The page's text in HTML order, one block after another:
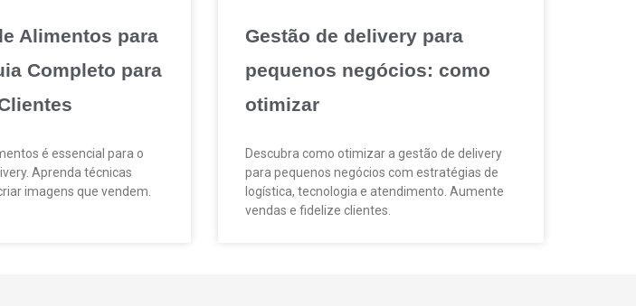
Alimentos para
Completo para
é essencial para o
Aprenda técnicas
imagens que vendem.
Gestão de delivery para
pequenos negócios: como
otimizar
Descubra como otimizar a gestão de delivery
para pequenos negócios com estratégias de
logística, tecnologia e atendimento. Aumente
vendas e fidelize clientes.